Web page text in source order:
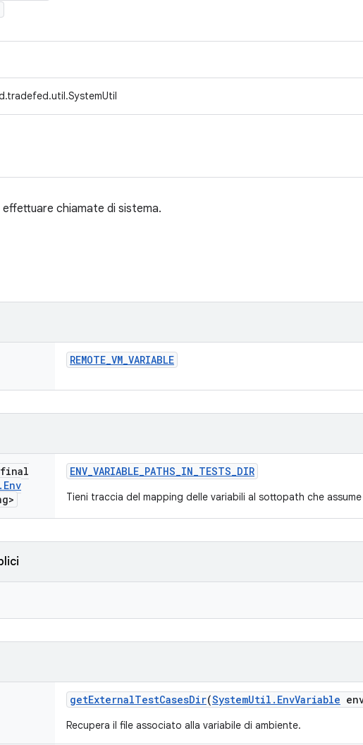
chiamate di sistema.
REMOTE_VM_VARIABLE
. Env
ENV_VARIABLE_PATHS_IN_TESTS_DIR
Tieni traccia del mapping delle variabili al sottopath che
getExternalTestCasesDir(SystemUtil . EnvVariable
Recupera il file associato alla variabile di ambiente.